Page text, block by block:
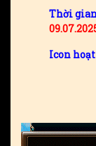
Thời
Icon